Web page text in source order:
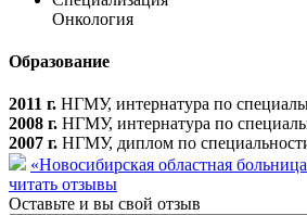
Онкология
Образование
2011 г. НГМУ, интернатура по
2008 г. НГМУ, интернатура по
2007 г. НГМУ, диплом по
«Новосибирская областная
читать отзывы
Оставьте и вы свой отзыв